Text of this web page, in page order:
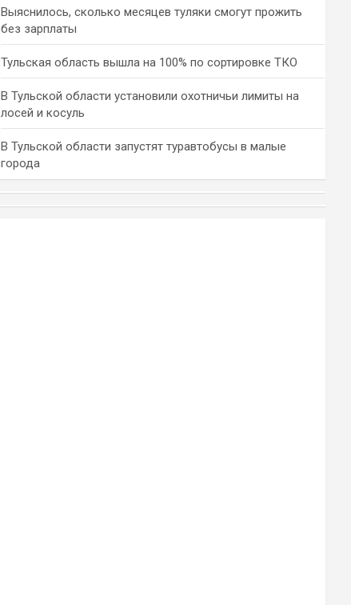
Выяснилось, сколько месяцев туляки смогут прожить
без зарплаты
Тульская область вышла на 100% по сортировке ТКО
В Тульской области установили охотничьи лимиты на
лосей и косуль
В Тульской области запустят туравтобусы в малые
города